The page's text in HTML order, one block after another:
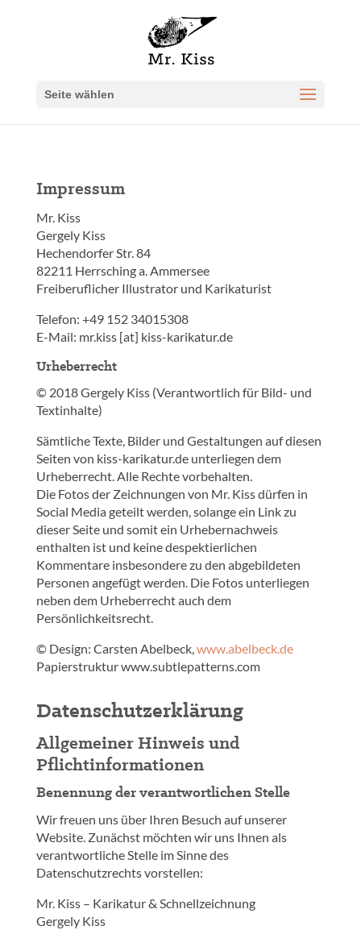
Seite wählen
Impressum
Mr. Kiss
Gergely Kiss
Hechendorfer Str. 84
82211 Herrsching a. Ammersee
Freiberuflicher Illustrator und Karikaturist
Telefon: +49 152 34015308‬
E-Mail: mr.kiss [at] kiss-karikatur.de
Urheberrecht
© 2018 Gergely Kiss (Verantwortlich für Bild- und
Textinhalte)
Sämtliche Texte, Bilder und Gestaltungen auf diesen
Seiten von kiss-karikatur.de unterliegen dem
Urheberrecht. Alle Rechte vorbehalten.
Die Fotos der Zeichnungen von Mr. Kiss dürfen in
Social Media geteilt werden, solange ein Link zu
dieser Seite und somit ein Urhebernachweis
enthalten ist und keine despektierlichen
Kommentare insbesondere zu den abgebildeten
Personen angefügt werden. Die Fotos unterliegen
neben dem Urheberrecht auch dem
Persönlichkeitsrecht.
© Design: Carsten Abelbeck,www.abelbeck.de
Papierstruktur www.subtlepatterns.com
Datenschutzerklärung
Allgemeiner Hinweis und
Pflichtinformationen
Benennung der verantwortlichen Stelle
Wir freuen uns über Ihren Besuch auf unserer
Website. Zunächst möchten wir uns Ihnen als
verantwortliche Stelle im Sinne des
Datenschutzrechts vorstellen:
Mr. Kiss – Karikatur & Schnellzeichnung
Gergely Kiss